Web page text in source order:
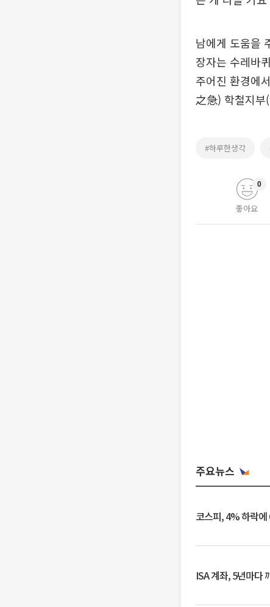
남에게 도움을
장자는 수레바
주어진 환경에
之急) 학철지
#하루한생각
좋아요
0
주요뉴스
코스피, 4% 하락
ISA 계좌, 5년마다